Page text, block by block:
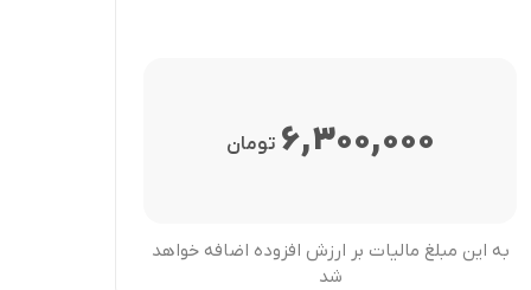
6,300,000 تومان
به این مبلغ مالیات بر ارزش افزوده اضافه خواهد
شد